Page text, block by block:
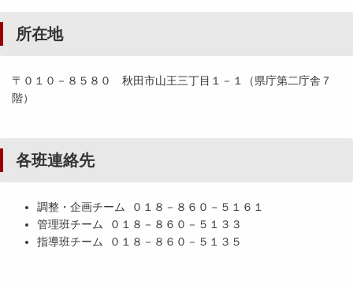
所在地
〒０１０－８５８０ 秋田市山王三丁目１－１（県庁第二庁舎７
階）
各班連絡先
調整・企画チーム ０１８－８６０－５１６１
管理班チーム ０１８－８６０－５１３３
指導班チーム ０１８－８６０－５１３５